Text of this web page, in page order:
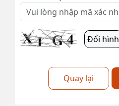
Đổi hình
Quay lại